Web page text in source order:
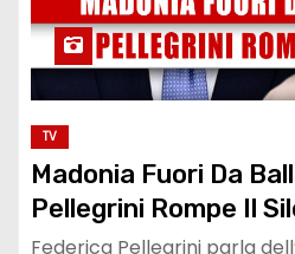
TV
Madonia Fuori Da
Pellegrini Rompe Il
Federica Pellegrini parla